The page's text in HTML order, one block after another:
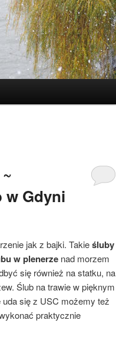
w Gdyni
jak z bajki. Takieśluby
w plenerze nad morzem
się również na statku, na
Ślub na trawie w pięknym
się z USC możemy też
praktycznie